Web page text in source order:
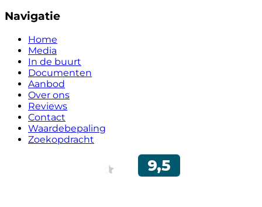
Navigatie
Home
Media
In de buurt
Documenten
Aanbod
Over ons
Reviews
Contact
Waardebepaling
Zoekopdracht